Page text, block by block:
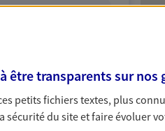
et Protection
être transparents sur nos
petits fichiers textes, plus
du site et faire évoluer